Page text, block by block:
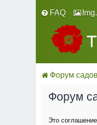
FAQ
Форум
Форум
Это